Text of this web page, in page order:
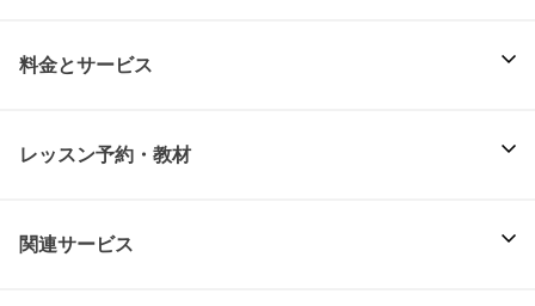
料金とサービス
レッスン予約・教材
関連サービス